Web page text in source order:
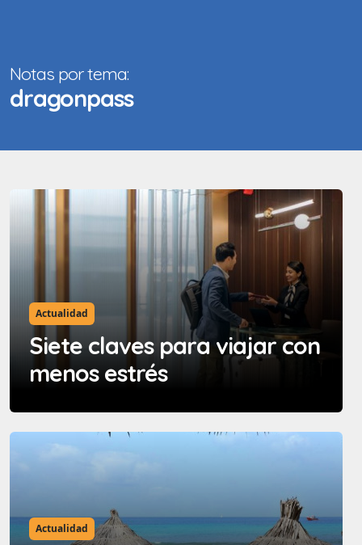
Notas por tema:
dragonpass
Actualidad
Siete claves para viajar con
menos estrés
Actualidad